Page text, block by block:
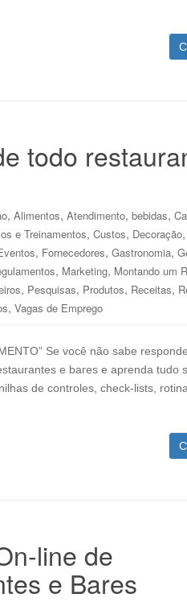
todo
, Alimentos, Atendimento, bebidas,
e Treinamentos, Custos, Decoração,
, Fornecedores, Gastronomia,
, Marketing, Montando um
, Pesquisas, Produtos, Receitas,
, Vagas de Emprego
Se você não sabe
e bares e aprenda tudo
de controles, check-lists,
line de
e Bares